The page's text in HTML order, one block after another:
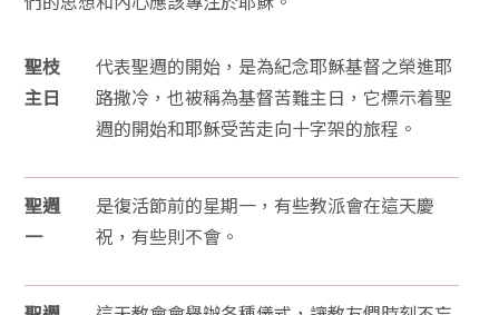
聖枝
主日
代表聖週的開始，是為紀念耶穌基督之榮進耶
路撒冷，也被稱為基督苦難主日，它標示着聖
週的開始和耶穌受苦走向十字架的旅程。
聖週
一
是復活節前的星期一，有些教派會在這天慶
祝，有些則不會。